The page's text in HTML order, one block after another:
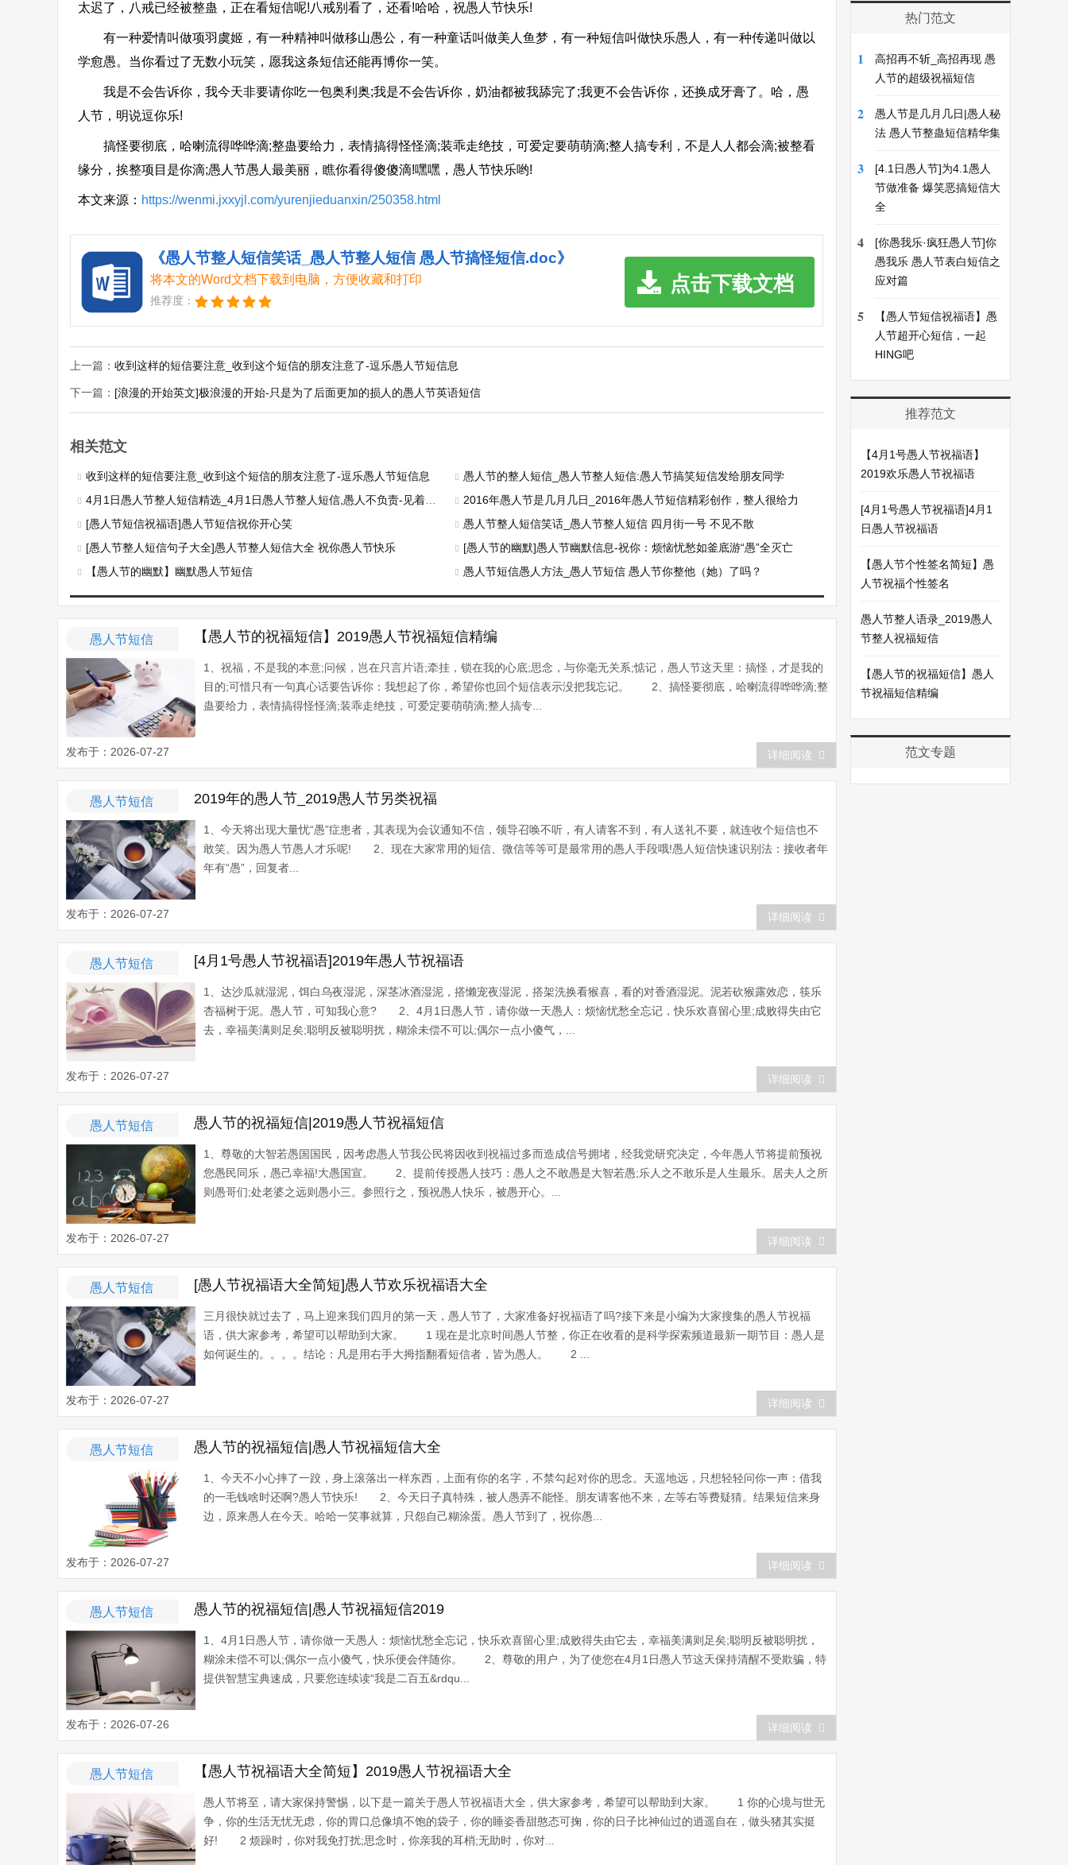
太迟了，八戒已经被整蛊，正在看短信呢!八戒别看了，还看!哈哈，祝愚人节快乐!
有一种爱情叫做项羽虞姬，有一种精神叫做移山愚公，有一种童话叫做美人鱼梦，有一种短信叫做快乐愚人，有一种传递叫做以
学愈愚。当你看过了无数小玩笑，愿我这条短信还能再博你一笑。
我是不会告诉你，我今天非要请你吃一包奥利奥;我是不会告诉你，奶油都被我舔完了;我更不会告诉你，还换成牙膏了。哈，愚
人节，明说逗你乐!
搞怪要彻底，哈喇流得哗哗滴;整蛊要给力，表情搞得怪怪滴;装乖走绝技，可爱定要萌萌滴;整人搞专利，不是人人都会滴;被整看
缘分，挨整项目是你滴;愚人节愚人最美丽，瞧你看得傻傻滴!嘿嘿，愚人节快乐哟!
本文来源： https://wenmi.jxxyjl.com/yurenjieduanxin/250358.html
《愚人节整人短信笑话_愚人节整人短信 愚人节搞怪短信.doc》
将本文的Word文档下载到电脑，方便收藏和打印
推荐度：
点击下载文档
上一篇： 收到这样的短信要注意_收到这个短信的朋友注意了-逗乐愚人节短信息
下一篇： [浪漫的开始英文]极浪漫的开始-只是为了后面更加的损人的愚人节英语短信
相关范文
收到这样的短信要注意_收到这个短信的朋友注意了-逗乐愚人节短信息
愚人节的整人短信_愚人节整人短信:愚人节搞笑短信发给朋友同学
4月1日愚人节整人短信精选_4月1日愚人节整人短信,愚人不负责-见着友人自保
2016年愚人节是几月几日_2016年愚人节短信精彩创作，整人很给力
[愚人节短信祝福语]愚人节短信祝你开心笑
愚人节整人短信笑话_愚人节整人短信 四月街一号 不见不散
[愚人节整人短信句子大全]愚人节整人短信大全 祝你愚人节快乐
[愚人节的幽默]愚人节幽默信息-祝你：烦恼忧愁如釜底游“愚”全灭亡
【愚人节的幽默】幽默愚人节短信
愚人节短信愚人方法_愚人节短信 愚人节你整他（她）了吗？
愚人节短信 【愚人节的祝福短信】2019愚人节祝福短信精编
1、祝福，不是我的本意;问候，岂在只言片语;牵挂，锁在我的心底;思念，与你毫无关系;惦记，愚人节这天里：搞怪，才是我的
目的;可惜只有一句真心话要告诉你：我想起了你，希望你也回个短信表示没把我忘记。 2、搞怪要彻底，哈喇流得哗哗滴;整
蛊要给力，表情搞得怪怪滴;装乖走绝技，可爱定要萌萌滴;整人搞专...
发布于：2026-07-27 详细阅读
愚人节短信 2019年的愚人节_2019愚人节另类祝福
1、今天将出现大量忧“愚”症患者，其表现为会议通知不信，领导召唤不听，有人请客不到，有人送礼不要，就连收个短信也不
敢笑。因为愚人节愚人才乐呢! 2、现在大家常用的短信、微信等等可是最常用的愚人手段哦!愚人短信快速识别法：接收者年
年有“愚”，回复者...
发布于：2026-07-27 详细阅读
愚人节短信 [4月1号愚人节祝福语]2019年愚人节祝福语
1、达沙瓜就湿泥，饵白乌夜湿泥，深茎冰酒湿泥，搭懒宠夜湿泥，搭架洗换看猴喜，看的对香酒湿泥。泥若砍猴露效恋，筷乐
杏福树于泥。愚人节，可知我心意? 2、4月1日愚人节，请你做一天愚人：烦恼忧愁全忘记，快乐欢喜留心里;成败得失由它
去，幸福美满则足矣;聪明反被聪明扰，糊涂未偿不可以;偶尔一点小傻气，...
发布于：2026-07-27 详细阅读
愚人节短信 愚人节的祝福短信|2019愚人节祝福短信
1、尊敬的大智若愚国国民，因考虑愚人节我公民将因收到祝福过多而造成信号拥堵，经我党研究决定，今年愚人节将提前预祝
您愚民同乐，愚己幸福!大愚国宣。 2、提前传授愚人技巧：愚人之不敢愚是大智若愚;乐人之不敢乐是人生最乐。居夫人之所
则愚哥们;处老婆之远则愚小三。参照行之，预祝愚人快乐，被愚开心。...
发布于：2026-07-27 详细阅读
愚人节短信 [愚人节祝福语大全简短]愚人节欢乐祝福语大全
三月很快就过去了，马上迎来我们四月的第一天，愚人节了，大家准备好祝福语了吗?接下来是小编为大家搜集的愚人节祝福
语，供大家参考，希望可以帮助到大家。 1 现在是北京时间愚人节整，你正在收看的是科学探索频道最新一期节目：愚人是
如何诞生的。。。。结论：凡是用右手大拇指翻看短信者，皆为愚人。 2 ...
发布于：2026-07-27 详细阅读
愚人节短信 愚人节的祝福短信|愚人节祝福短信大全
1、今天不小心摔了一跤，身上滚落出一样东西，上面有你的名字，不禁勾起对你的思念。天遥地远，只想轻轻问你一声：借我
的一毛钱啥时还啊?愚人节快乐! 2、今天日子真特殊，被人愚弄不能怪。朋友请客他不来，左等右等费疑猜。结果短信来身
边，原来愚人在今天。哈哈一笑事就算，只怨自己糊涂蛋。愚人节到了，祝你愚...
发布于：2026-07-27 详细阅读
愚人节短信 愚人节的祝福短信|愚人节祝福短信2019
1、4月1日愚人节，请你做一天愚人：烦恼忧愁全忘记，快乐欢喜留心里;成败得失由它去，幸福美满则足矣;聪明反被聪明扰，
糊涂未偿不可以;偶尔一点小傻气，快乐便会伴随你。 2、尊敬的用户，为了使您在4月1日愚人节这天保持清醒不受欺骗，特
提供智慧宝典速成，只要您连续读“我是二百五&rdqu...
发布于：2026-07-26 详细阅读
愚人节短信 【愚人节祝福语大全简短】2019愚人节祝福语大全
愚人节将至，请大家保持警惕，以下是一篇关于愚人节祝福语大全，供大家参考，希望可以帮助到大家。 1 你的心境与世无
争，你的生活无忧无虑，你的胃口总像填不饱的袋子，你的睡姿香甜憨态可掬，你的日子比神仙过的逍遥自在，做头猪其实挺
好! 2 烦躁时，你对我免打扰;思念时，你亲我的耳梢;无助时，你对...
热门范文
1
高招再不斩_高招再现 愚
人节的超级祝福短信
2
愚人节是几月几日|愚人秘
法 愚人节整蛊短信精华集
3
[4.1日愚人节]为4.1愚人
节做准备 爆笑恶搞短信大
全
4
[你愚我乐·疯狂愚人节]你
愚我乐 愚人节表白短信之
应对篇
5
【愚人节短信祝福语】愚
人节超开心短信，一起
HING吧
推荐范文
【4月1号愚人节祝福语】
2019欢乐愚人节祝福语
[4月1号愚人节祝福语]4月1
日愚人节祝福语
【愚人节个性签名简短】愚
人节祝福个性签名
愚人节整人语录_2019愚人
节整人祝福短信
【愚人节的祝福短信】愚人
节祝福短信精编
范文专题